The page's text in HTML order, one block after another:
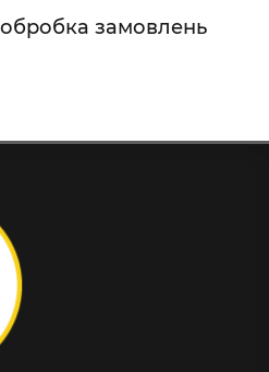
замовлень